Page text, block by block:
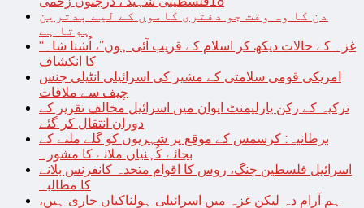
دن کا وہ وقت جو دفتری کاموں کے لیے بدترین
ہوتا ہے
“غزہ کے حالات دیکھ کر اسلام کے قریب آئی ہوں”، اُشنا شاہ
کا انکشاف
امریکی قومی سلامتی کے مشیر کی اسرائیلی انٹیلی جنس
چیف سے ملاقات
ترکیہ کے رکن پارلیمنٹ ایوان میں اسرائیل مخالف تقریر کے
دوران انتقال کر گئے
برطانیہ: کرسمس کے موقع پر شہریوں کو گلے ملنے کے
بجائے کُہنیاں ملانے کا مشورہ
اسرائیل فلسطین جنگ، روس کا اقوام متحدہ کانفرنس بلانے
کا مطالبہ
ہم آرام دہ لیکن غزہ میں اسرائیلی ہولناکیاں جاری ہیں،